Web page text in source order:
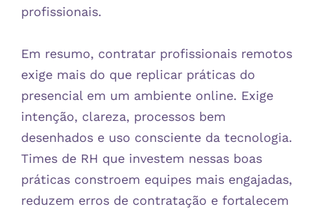
profissionais.
Em resumo, contratar profissionais remotos
exige mais do que replicar práticas do
presencial em um ambiente online. Exige
intenção, clareza, processos bem
desenhados e uso consciente da tecnologia.
Times de RH que investem nessas boas
práticas constroem equipes mais engajadas,
reduzem erros de contratação e fortalecem